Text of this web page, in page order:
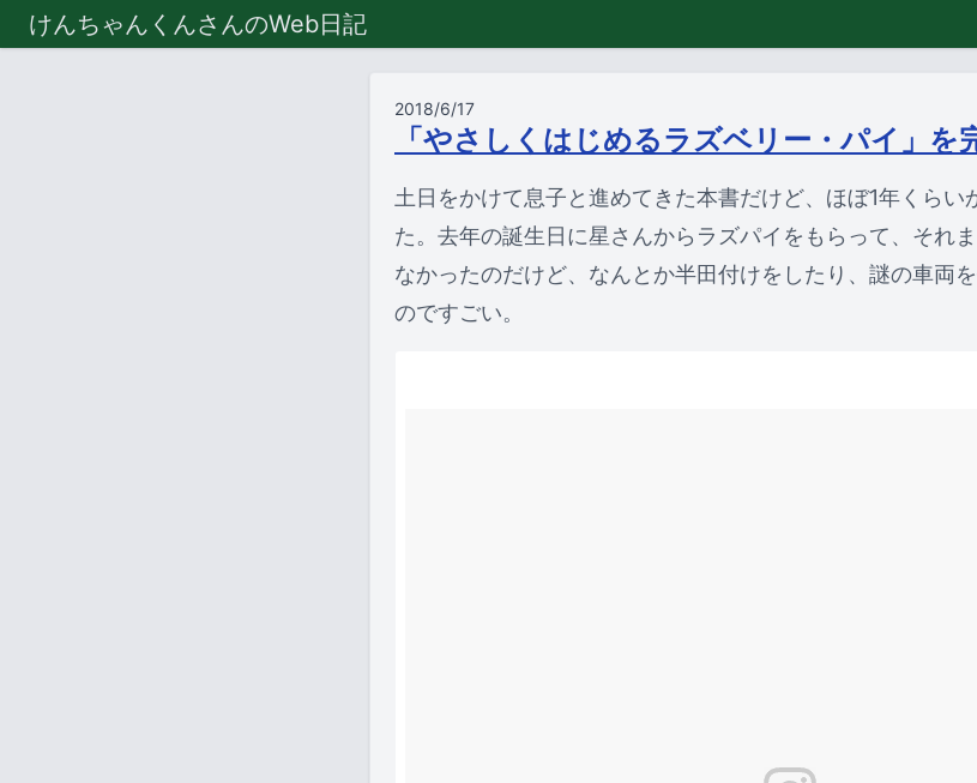
けんちゃんくんさんのWeb日記
2018/6/17
「やさしくはじめるラズベリー・パイ」を
土日をかけて息子と進めてきた本書だけど、ほぼ1年くらい
た。去年の誕生日に星さんからラズパイをもらって、それ
なかったのだけど、なんとか半田付けをしたり、謎の車両
のですごい。